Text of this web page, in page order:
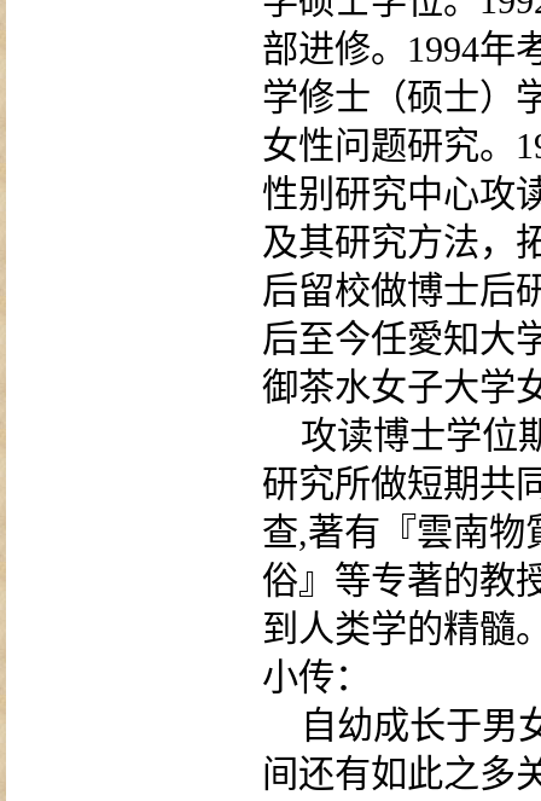
部进修。 1994年
学修士（硕士）
女性问题研究。
性别研究中心攻
及其研究方法，
后留校做博士后
后至今任愛知大
御茶水女子大学
攻读博士学位
研究所做短期共
查,著有『雲南物
俗』等专著的教
到人类学的精髓
小传：
自幼成长于男
间还有如此之多